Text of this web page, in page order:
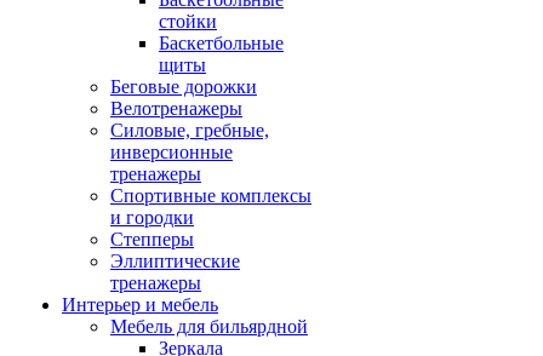
стойки
Баскетбольные
щиты
Беговые дорожки
Велотренажеры
Силовые, гребные,
инверсионные
тренажеры
Спортивные комплексы
и городки
Степперы
Эллиптические
тренажеры
Интерьер и мебель
Мебель для бильярдной
Зеркала